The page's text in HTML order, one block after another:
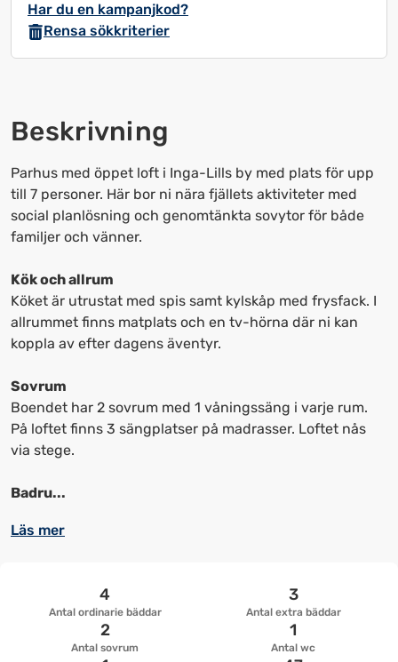
kalendern
och
välja
Tryck
på
frågetecknet
för
att
få
kortkommandon
för
att
ändra
välja
frågetecknet
för
att
för
att
ändra
Har du en kampanjkod?
Rensa sökkriterier
Beskrivning
Parhus med öppet loft i Inga-Lills by med plats för upp
till 7 personer. Här bor ni nära fjällets aktiviteter med
social planlösning och genomtänkta sovytor för både
familjer och vänner.
Kök och allrum
Köket är utrustat med spis samt kylskåp med frysfack. I
allrummet finns matplats och en tv-hörna där ni kan
koppla av efter dagens äventyr.
Sovrum
Boendet har 2 sovrum med 1 våningssäng i varje rum.
På loftet finns 3 sängplatser på madrasser. Loftet nås
via stege.
Badru...
Läs mer
Antal ordinarie bäddar
4
Antal extra bäddar
3
Antal sovrum
2
Antal wc
1